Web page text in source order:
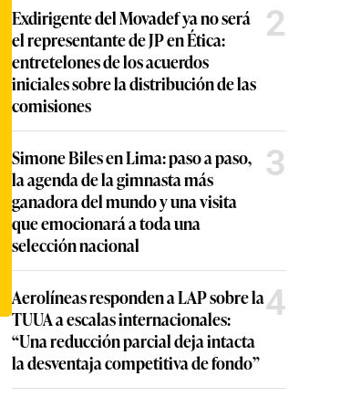
Exdirigente del Movadef ya no será
el representante de JP en Ética:
entretelones de los acuerdos
iniciales sobre la distribución de las
comisiones
2
Simone Biles en Lima: paso a paso,
la agenda de la gimnasta más
ganadora del mundo y una visita
que emocionará a toda una
selección nacional
3
Aerolíneas responden a LAP sobre la
TUUA a escalas internacionales:
“Una reducción parcial deja intacta
la desventaja competitiva de fondo”
4